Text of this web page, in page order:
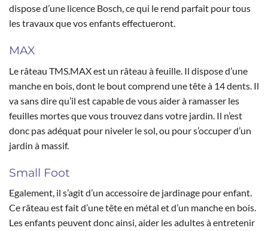
dispose d’une licence Bosch, ce qui le rend parfait pour tous
les travaux que vos enfants effectueront.
MAX
Le râteau TMS.MAX est un râteau à feuille. Il dispose d’une
manche en bois, dont le bout comprend une tête à 14 dents. Il
va sans dire qu’il est capable de vous aider à ramasser les
feuilles mortes que vous trouvez dans votre jardin. Il n’est
donc pas adéquat pour niveler le sol, ou pour s’occuper d’un
jardin à massif.
Small Foot
Egalement, il s’agit d’un accessoire de jardinage pour enfant.
Ce râteau est fait d’une tête en métal et d’un manche en bois.
Les enfants peuvent donc ainsi, aider les adultes à entretenir